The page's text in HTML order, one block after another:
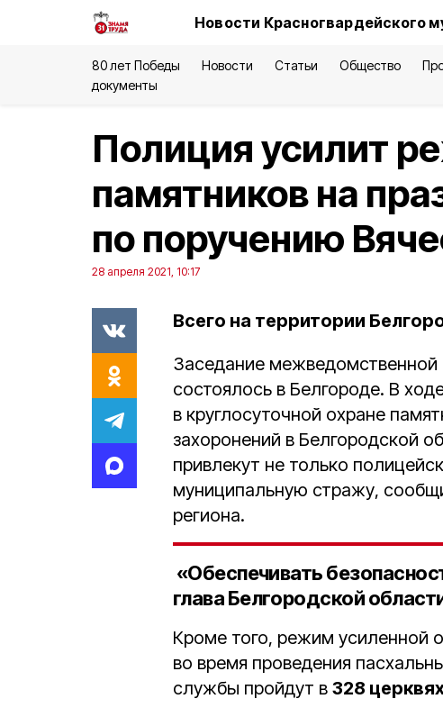
Новости Красногвардейского
80 лет Победы Новости Статьи Общество
документы
Полиция усилит
памятников на
по поручению
28 апреля 2021, 10:17
Всего на территории
Заседание межведомственной
состоялось в Белгороде. В
в круглосуточной охране
захоронений в Белгородской
привлекут не только
муниципальную стражу,
региона.
«Обеспечивать
глава Белгородской
Кроме того, режим усиленной
во время проведения
службы пройдут в 328